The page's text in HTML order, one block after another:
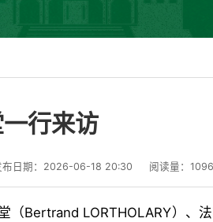
行来访
布日期：2026-06-18 20:30 阅读量： 1096
（Bertrand LORTHOLARY）、